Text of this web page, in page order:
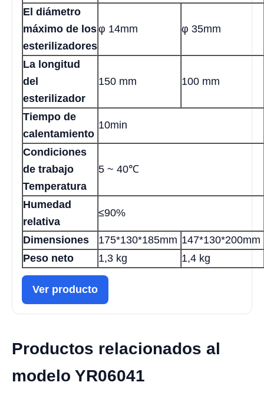
El diámetro
máximo de los
esterilizadores
φ 14mm φ 35mm
La longitud
del
esterilizador
150 mm 100 mm
Tiempo de
calentamiento
10min
Condiciones
de trabajo
Temperatura
5 ~ 40℃
Humedad
relativa
≤90%
Dimensiones 175*130*185mm 147*130*200mm
Peso neto
1,3 kg 1,4 kg
Ver producto
Productos relacionados al
modelo YR06041